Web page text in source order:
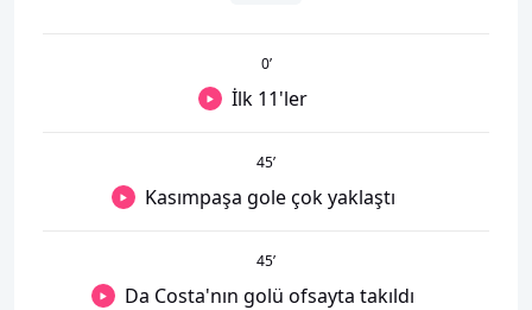
0’
İlk 11'ler
45’
Kasımpaşa gole çok yaklaştı
45’
Da Costa'nın golü ofsayta takıldı